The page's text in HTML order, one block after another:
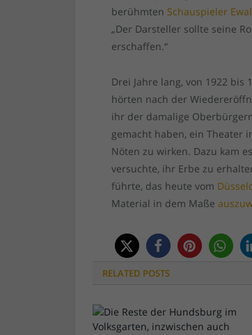
berühmten Schauspieler
„Der Darsteller sollte seine
erschaffen.“
Drei Jahre lang, von 1922 bis
hörten nach der
ihr der damalige
gemacht haben, ein Theater
Nöten zu wirken. Dazu kam
versuchte, ihr Erbe zu
führte, das heute vom
Material in dem Maße
RELATED POSTS